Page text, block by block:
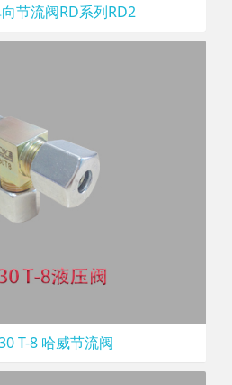
节流阀RD系列RD2
T-8 哈威节流阀